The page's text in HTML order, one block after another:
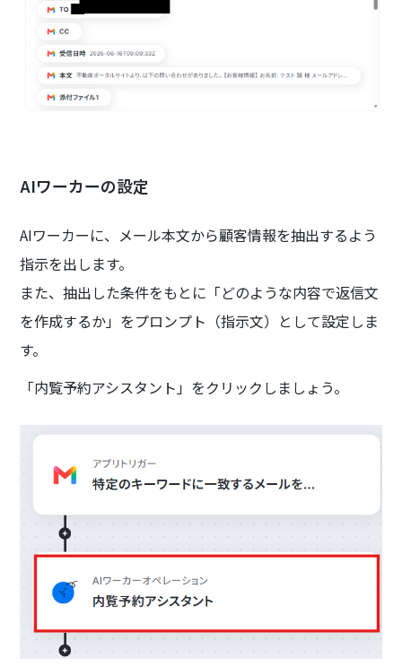
AIワーカーの設定
AIワーカーに、メール本文から顧客情報を抽出するよう
指示を出します。
また、抽出した条件をもとに「どのような内容で返信文
を作成するか」をプロンプト（指示文）として設定しま
す。
「内覧予約アシスタント」をクリックしましょう。